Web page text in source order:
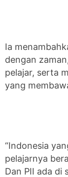
Ia
dengan
pelajar, serta
yang
“Indonesia
pelajarnya
Dan PII ada di